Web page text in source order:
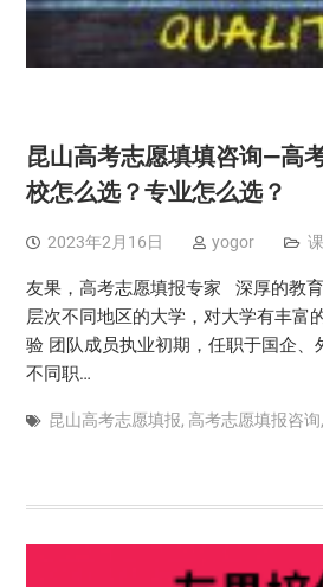
昆山高考志愿填填咨询—高
校怎么选？专业怎么选？
2023年2月16日 yogor
友果，高考志愿填报专家 深厚的教
层次不同地区的大学，对大学有丰
验 团队成员执业初期，任职于国企、
不同职…
昆山高考志愿填报, 高考志愿填报咨询,